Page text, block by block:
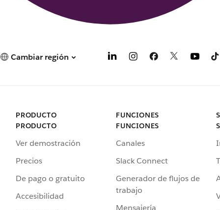
Cambiar región
PRODUCTO
PRODUCTO
Ver demostración
Precios
De pago o gratuito
Accesibilidad
FUNCIONES
FUNCIONES
Canales
Slack Connect
Generador de flujos de
trabajo
Mensajería